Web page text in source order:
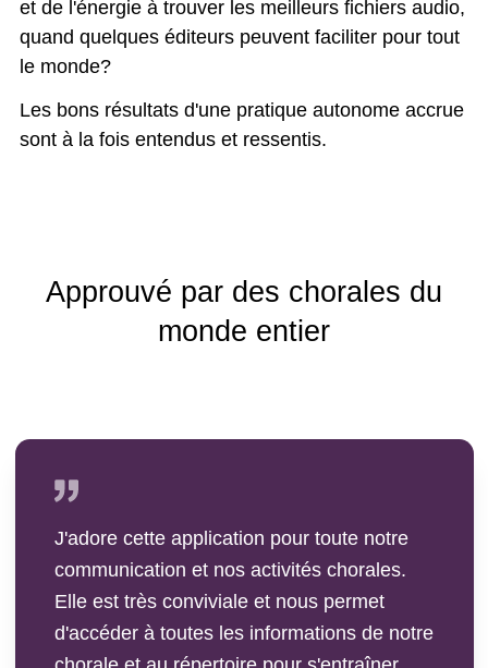
et de l'énergie à trouver les meilleurs fichiers audio,
quand quelques éditeurs peuvent faciliter pour tout
le monde?
Les bons résultats d'une pratique autonome accrue
sont à la fois entendus et ressentis.
Approuvé par des chorales du
monde entier
J'adore cette application pour toute notre
communication et nos activités chorales.
Elle est très conviviale et nous permet
d'accéder à toutes les informations de notre